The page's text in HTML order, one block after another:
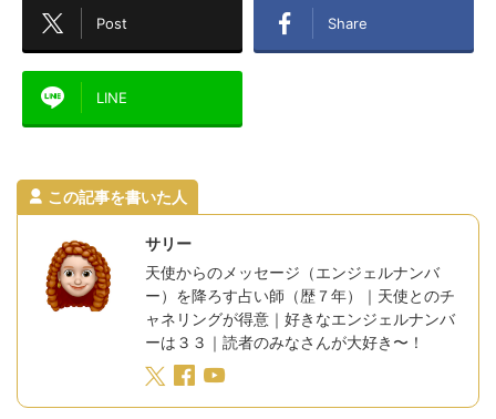
Post Share
LINE
この記事を書いた人
サリー
天使からのメッセージ（エンジェルナンバ
ー）を降ろす占い師（歴７年）｜天使とのチ
ャネリングが得意｜好きなエンジェルナンバ
ーは３３｜読者のみなさんが大好き〜！